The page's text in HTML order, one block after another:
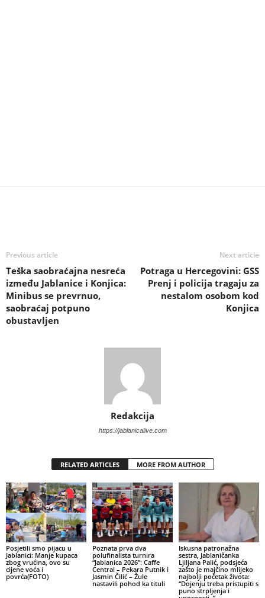
Previous article
Teška saobraćajna nesreća
između Jablanice i Konjica:
Minibus se prevrnuo,
saobraćaj potpuno
obustavljen
Next article
Potraga u Hercegovini: GSS
Prenj i policija tragaju za
nestalom osobom kod
Konjica
Redakcija
https://jablanicalive.com
RELATED ARTICLES MORE FROM AUTHOR
Posjetili smo pijacu u
Jablanici: Manje kupaca
zbog vrućina, ovo su
cijene voća i
povrća(FOTO)
Poznata prva dva
polufinalista turnira
“Jablanica 2026”: Caffe
Central – Pekara Putnik i
Jasmin Čilić – Žule
nastavili pohod ka tituli
Iskusna patronažna
sestra, Jablaničanka
Ljiljana Palić, podsjeća
zašto je majčino mlijeko
najbolji početak života:
“Dojenju treba pristupiti s
puno strpljenja i